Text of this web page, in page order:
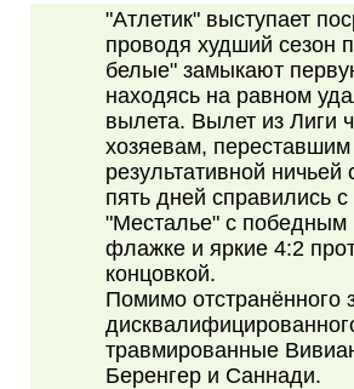
"Атлетик" выступает
проводя худший сезон
белые" замыкают
находясь на равном
вылета. Вылет из Лиги
хозяевам,
результативной
пять дней справились
"Месталье" с победным
флажке и яркие 4:2
концовкой.
Помимо отстранённого
травмированные
Беренгер и Саннади.